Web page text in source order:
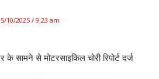
10/2025 / 9:23 am
के सामने से मोटरसाइकिल चोरी रिपोर्ट दर्ज